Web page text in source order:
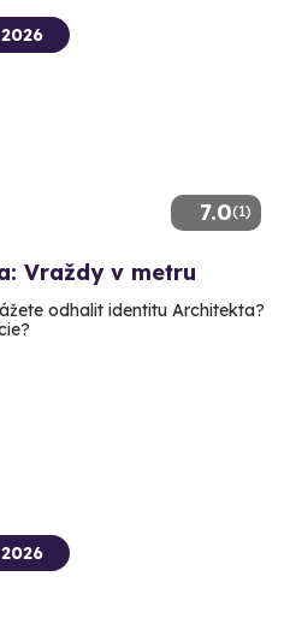
7.0(1)
Vraždy v metru
odhalit identitu Architekta?